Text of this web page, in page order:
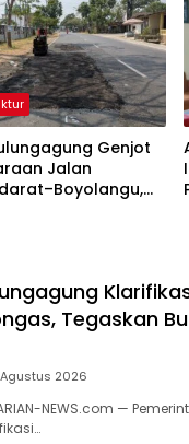
Genjot
Jalan
Tegaskan
2026
NEWS.com —